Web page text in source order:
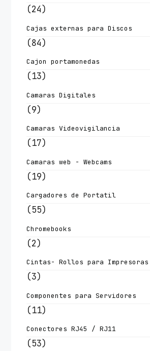
(24)
Cajas externas para Discos
(84)
Cajon portamonedas
(13)
Camaras Digitales
(9)
Camaras Videovigilancia
(17)
Camaras web - Webcams
(19)
Cargadores de Portatil
(55)
Chromebooks
(2)
Cintas- Rollos para
(3)
Componentes para Servidores
(11)
Conectores RJ45 / RJ11
(53)